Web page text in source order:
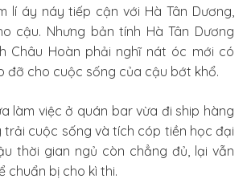
lí áy náy tiếp cận với Hà Tân Dương,
cậu. Nhưng bản tính Hà Tân Dương
Châu Hoàn phải nghĩ nát óc mới có
đỡ cho cuộc sống của cậu bớt khổ.
làm việc ở quán bar vừa đi ship hàng
trải cuộc sống và tích cóp tiền học đại
thời gian ngủ còn chẳng đủ, lại vẫn
chuẩn bị cho kì thi.